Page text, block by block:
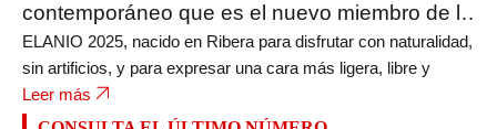
contemporáneo que es el nuevo miembro de la
bodega FERRATUS
ELANIO 2025, nacido en Ribera para disfrutar con naturalidad,
sin artificios, y para expresar una cara más ligera, libre y
Leer más